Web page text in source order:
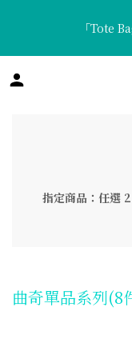
「Tote
「Tote
香濃醇厚「流心咖啡
「Tote
指定商品：任選
曲奇單品系列(8